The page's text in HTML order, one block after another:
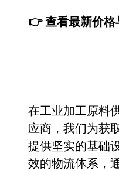
👉 查看最新价格
在工业加工原料
应商，我们为获
提供坚实的基础
效的物流体系，